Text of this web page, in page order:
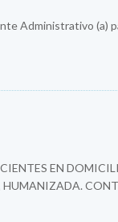
Administrativo (a)
EN